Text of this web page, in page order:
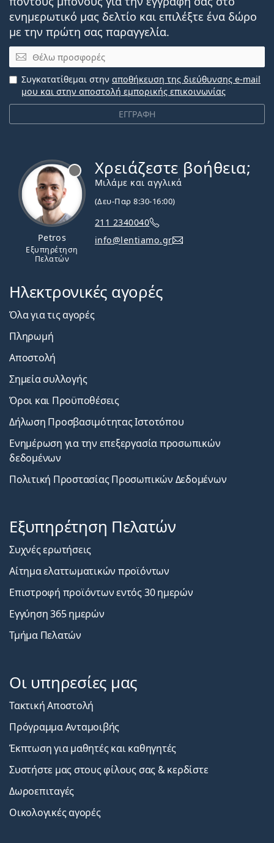
ενημερωτικό μας δελτίο και επιλέξτε ένα δώρο
με την πρώτη σας παραγγελία.
Email
ΕΓΓΡΑΦΗ
Συγκατατίθεμαι στην αποθήκευση της διεύθυνσης e-mail
μου και στην αποστολή εμπορικής επικοινωνίας
Petros
Εξυπηρέτηση
Πελατών
Χρειάζεστε βοήθεια;
Μιλάμε και αγγλικά
(Δευ-Παρ 8:30-16:00)
211 2340040
info@lentiamo.gr
Ηλεκτρονικές αγορές
Όλα για τις αγορές
Πληρωμή
Αποστολή
Σημεία συλλογής
Όροι και Προϋποθέσεις
Δήλωση Προσβασιμότητας Ιστοτόπου
Ενημέρωση για την επεξεργασία προσωπικών
δεδομένων
Πολιτική Προστασίας Προσωπικών Δεδομένων
Εξυπηρέτηση Πελατών
Συχνές ερωτήσεις
Αίτημα ελαττωματικών προϊόντων
Επιστροφή προϊόντων εντός 30 ημερών
Εγγύηση 365 ημερών
Τμήμα Πελατών
Οι υπηρεσίες μας
Τακτική Αποστολή
Πρόγραμμα Ανταμοιβής
Έκπτωση για μαθητές και καθηγητές
Συστήστε μας στους φίλους σας & κερδίστε
Δωροεπιταγές
Οικολογικές αγορές